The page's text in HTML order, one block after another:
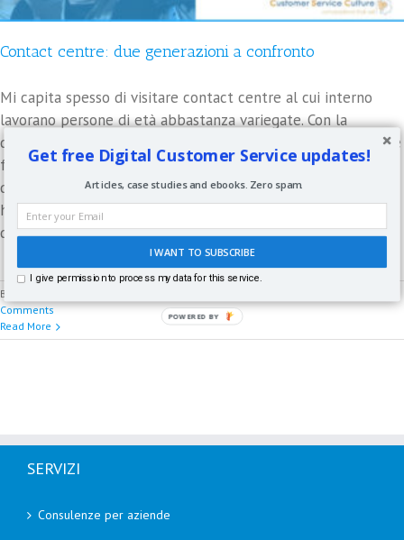
Contact centre: due generazioni a confronto
Mi capita spesso di visitare contact centre al cui interno
lavorano persone di età abbastanza variegate. Con la
diffusione del Digital Customer Service ho osservato che si è
formato un gap di competenze tra assistenti ‘più esperti’ e
quelli più giovani di età. In sostanza due generazioni che
hanno peculiarità e caratteristiche ben distinte l’una
dall’altra. [...]
By
Comments
Read More
SERVIZI
Consulenze per aziende
Get free Digital Customer Service updates!
I WANT TO SUBSCRIBE
I give permission to process my data for this service.
Articles, case studies and ebooks. Zero spam.
POWERED